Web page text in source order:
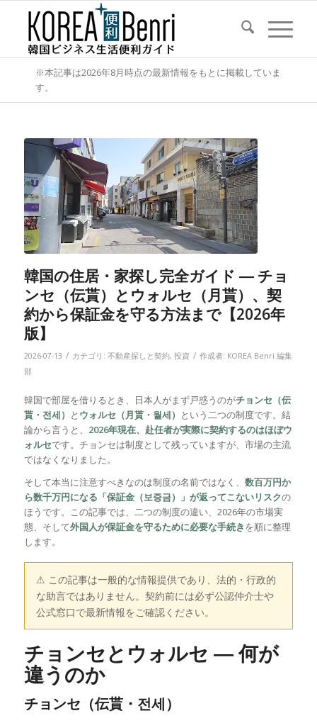
※本記事は2026年8月時点の最新情報をもとに掲載していま
す。
韓国の住居・家探し完全ガイド ― チョ
ンセ（伝貰）とウォルセ（月貰）、契
約から保証金を守る方法まで【2026年
版】
2026-07-13 / カテゴリ: 不動産探しと契約, 投資 / 作成者: KOREA Benri 編集
部
韓国で部屋を借りるとき、日本人がまず戸惑うのがチョンセ（伝
貰・전세） と ウォルセ（月貰・월세） という二つの制度です。結
論から言うと、 2026年現在、赴任者が実際に契約するのはほぼウ
ォルセです。チョンセは制度として残っていますが、市場の主流
ではなくなりました。
そして本当に注意すべきなのは制度の名前ではなく、 数百万円か
ら数千万円になる「保証金（보증금）」が返ってこないリスクの
ほうです。この記事では、二つの制度の違い、2026年の市場実
態、そして外国人が保証金を守るために必要な手続きを順に整理
します。
⚠ この記事は一般的な情報提供であり、法的・行政的
な助言ではありません。契約前には必ず公認仲介士や
公式窓口で最新情報をご確認ください。
チョンセとウォルセ ― 何が
違うのか
チョンセ（伝貰・전세）